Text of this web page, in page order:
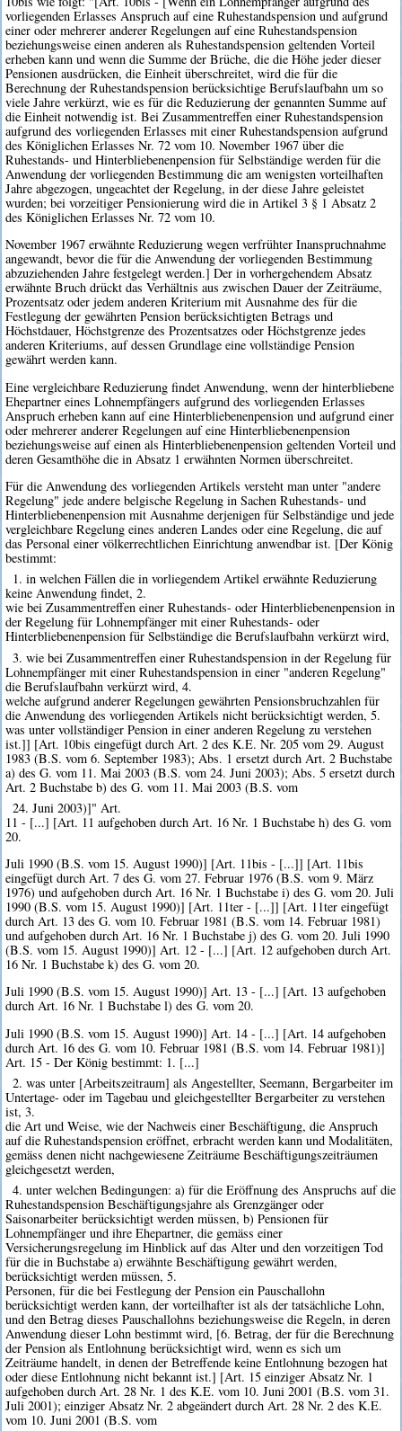
vorliegenden Erlasses Anspruch auf eine Ruhestandspension und aufgrund
einer oder mehrerer anderer Regelungen auf eine Ruhestandspension
beziehungsweise einen anderen als Ruhestandspension geltenden Vorteil
erheben kann und wenn die Summe der Brüche, die die Höhe jeder dieser
Pensionen ausdrücken, die Einheit überschreitet, wird die für die
Berechnung der Ruhestandspension berücksichtige Berufslaufbahn um so
viele Jahre verkürzt, wie es für die Reduzierung der genannten Summe auf
die Einheit notwendig ist. Bei Zusammentreffen einer Ruhestandspension
aufgrund des vorliegenden Erlasses mit einer Ruhestandspension aufgrund
des Königlichen Erlasses Nr. 72 vom 10. November 1967 über die
Ruhestands- und Hinterbliebenenpension für Selbständige werden für die
Anwendung der vorliegenden Bestimmung die am wenigsten vorteilhaften
Jahre abgezogen, ungeachtet der Regelung, in der diese Jahre geleistet
wurden; bei vorzeitiger Pensionierung wird die in Artikel 3 § 1 Absatz 2
des Königlichen Erlasses Nr. 72 vom 10.
November 1967 erwähnte Reduzierung wegen verfrühter Inanspruchnahme
angewandt, bevor die für die Anwendung der vorliegenden Bestimmung
abzuziehenden Jahre festgelegt werden.] Der in vorhergehendem Absatz
erwähnte Bruch drückt das Verhältnis aus zwischen Dauer der Zeiträume,
Prozentsatz oder jedem anderen Kriterium mit Ausnahme des für die
Festlegung der gewährten Pension berücksichtigten Betrags und
Höchstdauer, Höchstgrenze des Prozentsatzes oder Höchstgrenze jedes
anderen Kriteriums, auf dessen Grundlage eine vollständige Pension
gewährt werden kann.
Eine vergleichbare Reduzierung findet Anwendung, wenn der hinterbliebene
Ehepartner eines Lohnempfängers aufgrund des vorliegenden Erlasses
Anspruch erheben kann auf eine Hinterbliebenenpension und aufgrund einer
oder mehrerer anderer Regelungen auf eine Hinterbliebenenpension
beziehungsweise auf einen als Hinterbliebenenpension geltenden Vorteil und
deren Gesamthöhe die in Absatz 1 erwähnten Normen überschreitet.
Für die Anwendung des vorliegenden Artikels versteht man unter "andere
Regelung" jede andere belgische Regelung in Sachen Ruhestands- und
Hinterbliebenenpension mit Ausnahme derjenigen für Selbständige und jede
vergleichbare Regelung eines anderen Landes oder eine Regelung, die auf
das Personal einer völkerrechtlichen Einrichtung anwendbar ist. [Der König
bestimmt:
1. in welchen Fällen die in vorliegendem Artikel erwähnte Reduzierung
keine Anwendung findet, 2.
wie bei Zusammentreffen einer Ruhestands- oder Hinterbliebenenpension in
der Regelung für Lohnempfänger mit einer Ruhestands- oder
Hinterbliebenenpension für Selbständige die Berufslaufbahn verkürzt wird,
3. wie bei Zusammentreffen einer Ruhestandspension in der Regelung für
Lohnempfänger mit einer Ruhestandspension in einer "anderen Regelung"
die Berufslaufbahn verkürzt wird, 4.
welche aufgrund anderer Regelungen gewährten Pensionsbruchzahlen für
die Anwendung des vorliegenden Artikels nicht berücksichtigt werden, 5.
was unter vollständiger Pension in einer anderen Regelung zu verstehen
ist.]] [Art. 10bis eingefügt durch Art. 2 des K.E. Nr. 205 vom 29. August
1983 (B.S. vom 6. September 1983); Abs. 1 ersetzt durch Art. 2 Buchstabe
a) des G. vom 11. Mai 2003 (B.S. vom 24. Juni 2003); Abs. 5 ersetzt durch
Art. 2 Buchstabe b) des G. vom 11. Mai 2003 (B.S. vom
24. Juni 2003)]" Art.
11 - [...] [Art. 11 aufgehoben durch Art. 16 Nr. 1 Buchstabe h) des G. vom
20.
Juli 1990 (B.S. vom 15. August 1990)] [Art. 11bis - [...]] [Art. 11bis
eingefügt durch Art. 7 des G. vom 27. Februar 1976 (B.S. vom 9. März
1976) und aufgehoben durch Art. 16 Nr. 1 Buchstabe i) des G. vom 20. Juli
1990 (B.S. vom 15. August 1990)] [Art. 11ter - [...]] [Art. 11ter eingefügt
durch Art. 13 des G. vom 10. Februar 1981 (B.S. vom 14. Februar 1981)
und aufgehoben durch Art. 16 Nr. 1 Buchstabe j) des G. vom 20. Juli 1990
(B.S. vom 15. August 1990)] Art. 12 - [...] [Art. 12 aufgehoben durch Art.
16 Nr. 1 Buchstabe k) des G. vom 20.
Juli 1990 (B.S. vom 15. August 1990)] Art. 13 - [...] [Art. 13 aufgehoben
durch Art. 16 Nr. 1 Buchstabe l) des G. vom 20.
Juli 1990 (B.S. vom 15. August 1990)] Art. 14 - [...] [Art. 14 aufgehoben
durch Art. 16 des G. vom 10. Februar 1981 (B.S. vom 14. Februar 1981)]
Art. 15 - Der König bestimmt: 1. [...]
2. was unter [Arbeitszeitraum] als Angestellter, Seemann, Bergarbeiter im
Untertage- oder im Tagebau und gleichgestellter Bergarbeiter zu verstehen
ist, 3.
die Art und Weise, wie der Nachweis einer Beschäftigung, die Anspruch
auf die Ruhestandspension eröffnet, erbracht werden kann und Modalitäten,
gemäss denen nicht nachgewiesene Zeiträume Beschäftigungszeiträumen
gleichgesetzt werden,
4. unter welchen Bedingungen: a) für die Eröffnung des Anspruchs auf die
Ruhestandspension Beschäftigungsjahre als Grenzgänger oder
Saisonarbeiter berücksichtigt werden müssen, b) Pensionen für
Lohnempfänger und ihre Ehepartner, die gemäss einer
Versicherungsregelung im Hinblick auf das Alter und den vorzeitigen Tod
für die in Buchstabe a) erwähnte Beschäftigung gewährt werden,
berücksichtigt werden müssen, 5.
Personen, für die bei Festlegung der Pension ein Pauschallohn
berücksichtigt werden kann, der vorteilhafter ist als der tatsächliche Lohn,
und den Betrag dieses Pauschallohns beziehungsweise die Regeln, in deren
Anwendung dieser Lohn bestimmt wird, [6. Betrag, der für die Berechnung
der Pension als Entlohnung berücksichtigt wird, wenn es sich um
Zeiträume handelt, in denen der Betreffende keine Entlohnung bezogen hat
oder diese Entlohnung nicht bekannt ist.] [Art. 15 einziger Absatz Nr. 1
aufgehoben durch Art. 28 Nr. 1 des K.E. vom 10. Juni 2001 (B.S. vom 31.
Juli 2001); einziger Absatz Nr. 2 abgeändert durch Art. 28 Nr. 2 des K.E.
vom 10. Juni 2001 (B.S. vom